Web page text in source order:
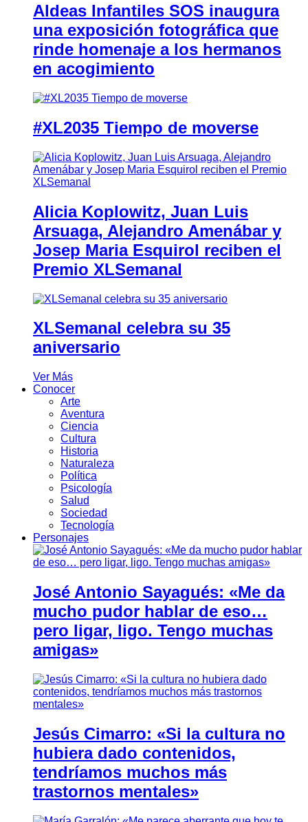
Aldeas Infantiles SOS inaugura
una exposición fotográfica que
rinde homenaje a los hermanos
en acogimiento
#XL2035 Tiempo de moverse
Alicia Koplowitz, Juan Luis
Arsuaga, Alejandro Amenábar y
Josep Maria Esquirol reciben el
Premio XLSemanal
XLSemanal celebra su 35
aniversario
Ver Más
Conocer
Arte
Aventura
Ciencia
Cultura
Historia
Naturaleza
Política
Psicología
Salud
Sociedad
Tecnología
Personajes
José Antonio Sayagués: «Me da
mucho pudor hablar de eso…
pero ligar, ligo. Tengo muchas
amigas»
Jesús Cimarro: «Si la cultura no
hubiera dado contenidos,
tendríamos muchos más
trastornos mentales»